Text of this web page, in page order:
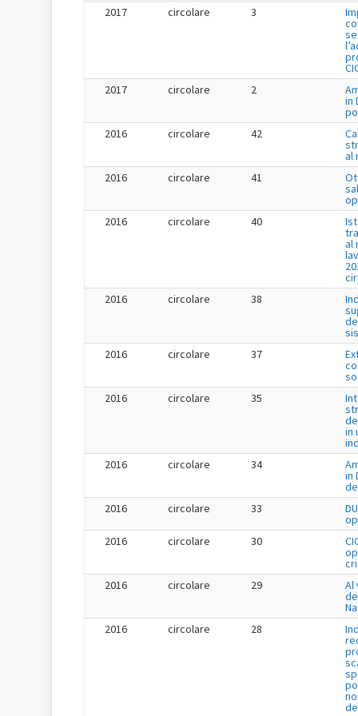
2017
circolare 3
2017
circolare 2
in
2016
circolare 42
al
2016
circolare 41
2016
circolare 40
al
2016
circolare 38
2016
circolare 37
2016
circolare 35
in
2016
circolare 34
in
2016
circolare 33
2016
circolare 30
2016
circolare 29 Al
2016
circolare 28